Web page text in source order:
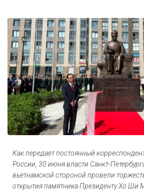
Как передает постоянный
России, 30 июня власти Санкт-
вьетнамской стороной провели
открытия памятника Президенту Хо Ши